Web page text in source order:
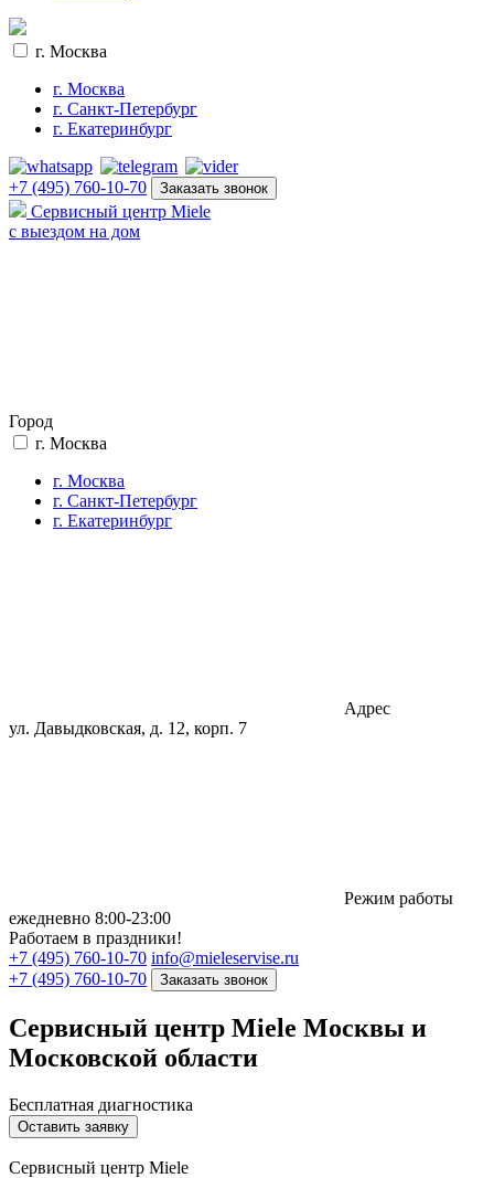
г. Москва
г. Москва
г. Санкт-Петербург
г. Екатеринбург
+7 (495) 760-10-70 Заказать звонок
Сервисный центр Miele
с выездом на дом
Город
г. Москва
г. Москва
г. Санкт-Петербург
г. Екатеринбург
Адрес
ул. Давыдковская, д. 12, корп. 7
Режим работы
eжедневно 8:00-23:00
Работаем в праздники!
+7 (495) 760-10-70 info@mieleservise.ru
+7 (495) 760-10-70
Заказать звонок
Сервисный центр Miele Москвы и
Московcкой области
Бесплатная диагностика
Оставить заявку
Сервисный центр Miele